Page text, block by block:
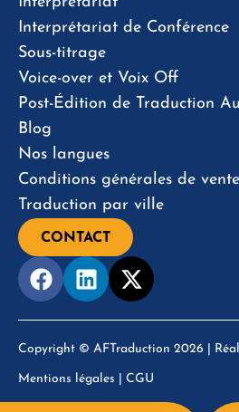
Interprétariat de Conférence
Sous-titrage
Voice-over et Voix Off
Post-Édition de Traduction
Blog
Nos langues
Conditions générales de vente
Traduction par ville
CONTACT
Copyright © AFTraduction 2026 |
Mentions légales CGU